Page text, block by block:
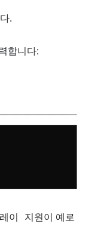
.
합니다:
이 지원이 예 로